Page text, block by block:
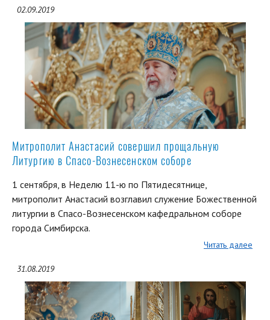
02.09.2019
Митрополит Анастасий совершил прощальную
Литургию в Спасо-Вознесенском соборе
1 сентября, в Неделю 11-ю по Пятидесятнице,
митрополит Анастасий возглавил служение Божественной
литургии в Спасо-Вознесенском кафедральном соборе
города Симбирска.
Читать далее
31.08.2019